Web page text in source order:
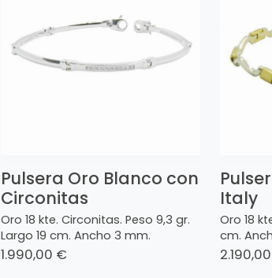
Pulsera Oro Blanco con
Circonitas
Oro 18 kte. Circonitas. Peso 9,3 gr.
Largo 19 cm. Ancho 3 mm.
1.990,00 €
Italy
Oro 18
cm.